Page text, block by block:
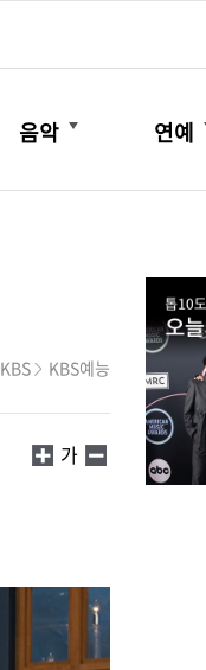
음악
더보기
연예
더보기
KBS KBS예능
가